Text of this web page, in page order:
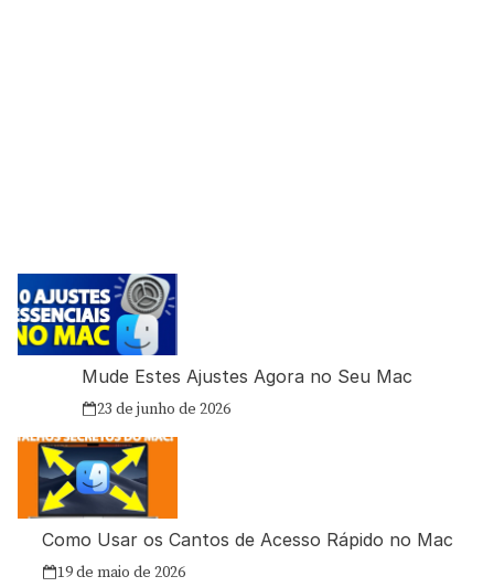
Mude Estes Ajustes Agora no Seu Mac
23 de junho de 2026
Como Usar os Cantos de Acesso Rápido no Mac
19 de maio de 2026